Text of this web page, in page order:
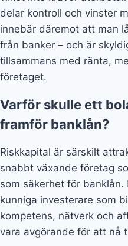
delar kontroll och vinster
innebär däremot att man
från banker – och är
tillsammans med ränta,
företaget.
Varför skulle ett
framför banklån?
Riskkapital är särskilt
snabbt växande företag
som säkerhet för
kunniga investerare som
kompetens, nätverk och
vara avgörande för att nå